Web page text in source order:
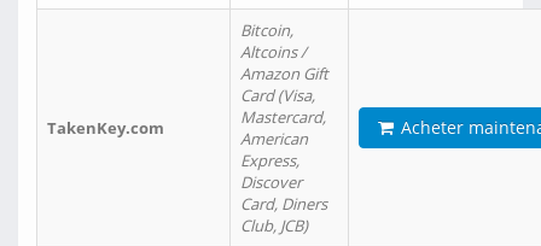
TakenKey.com
Bitcoin,
Altcoins /
Amazon Gift
Card (Visa,
Mastercard,
American
Express,
Discover
Card, Diners
Club, JCB)
Acheter